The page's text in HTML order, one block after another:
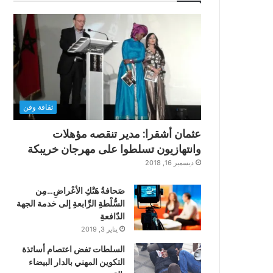
ثقافة وفن
عثمان أشقرا: مدير تنقصه مؤهلات
وانتهازيون تسلطوا على مهرجان خريبكة
ديسمبر 16, 2018
صَحافةُ هَتْكِ الأعْراضِ…مِن
السُّلْطةِ الرِّابعةِ إلى خدمة الجهة
الدّافعةِ
يناير 3, 2019
السلطات تفض اعتصام أساتذة
التكوين المهني بالدار البيضاء